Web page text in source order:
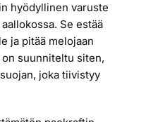
hyödyllinen varuste
Se estää
ja pitää melojaan
suunniteltu siten,
joka tiivistyy